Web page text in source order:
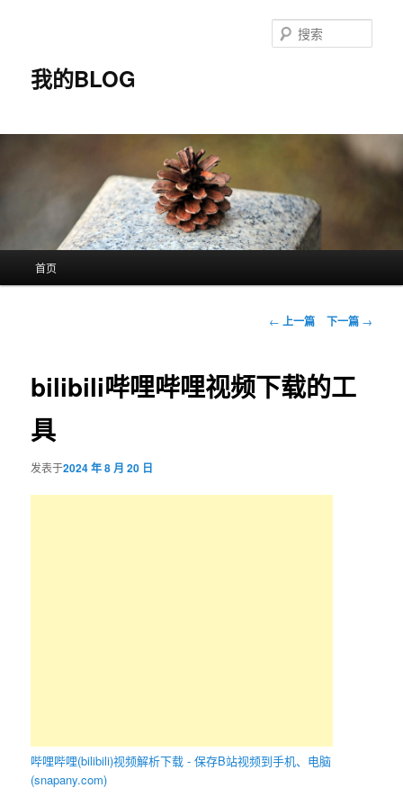
我的BLOG
索
跳
内
容
区
首页
文
航
← 上一篇 下一篇 →
bilibili哔哩哔哩视频下载的工
具
发表于2024 年 8 月 20 日
哔哩哔哩(bilibili)视频解析下载 - 保存B站视频到手机、电脑
(snapany.com)